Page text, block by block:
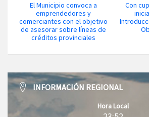
El Municipio convoca a
emprendedores y
comerciantes con el objetivo
de asesorar sobre líneas de
créditos provinciales
Con
INFORMACIÓN REGIONAL
Hora Local